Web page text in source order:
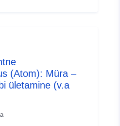
, haridus- ja
piirväärtusi ületatakse 24
kasutamiseks
(mürakaardid) (Cartélie).
(Atom): Müra –
ületamine (v.a